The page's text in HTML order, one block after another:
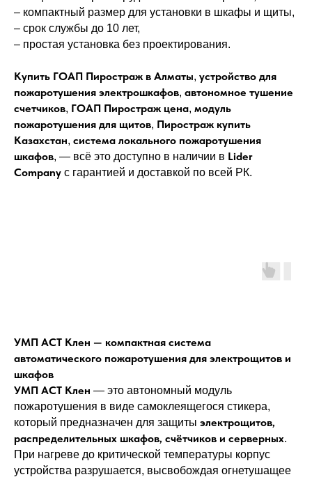
– компактный размер для установки в шкафы и щиты,
– срок службы до 10 лет,
– простая установка без проектирования.
Купить ГОАП Пиростраж в Алматы, устройство для
пожаротушения электрошкафов, автономное тушение
счетчиков, ГОАП Пиростраж цена, модуль
пожаротушения для щитов, Пиростраж купить
Казахстан, система локального пожаротушения
шкафов, — всё это доступно в наличии в Lider
Company с гарантией и доставкой по всей РК.
УМП АСТ Клен — компактная система
автоматического пожаротушения для электрощитов и
шкафов
УМП АСТ Клен — это автономный модуль
пожаротушения в виде самоклеящегося стикера,
который предназначен для защиты электрощитов,
распределительных шкафов, счётчиков и серверных.
При нагреве до критической температуры корпус
устройства разрушается, высвобождая огнетушащее